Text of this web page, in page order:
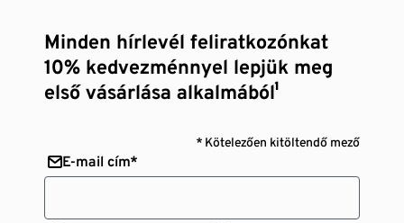
Minden hírlevél feliratkozónkat
10% kedvezménnyel lepjük meg
első vásárlása alkalmából¹
* Kötelezően kitöltendő mező
E-mail cím*